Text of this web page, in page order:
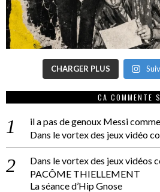
CHARGER PLUS
CA COMMENTE
il a pas de genoux Messi
Dans le vortex des jeux vidéo
Dans le vortex des jeux vidéos
PACÔME THIELLEMENT
La séance d’Hip Gnose